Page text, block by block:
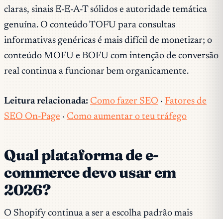
claras, sinais E-E-A-T sólidos e autoridade temática
genuína. O conteúdo TOFU para consultas
informativas genéricas é mais difícil de monetizar; o
conteúdo MOFU e BOFU com intenção de conversão
real continua a funcionar bem organicamente.
Leitura relacionada: Como fazer SEO · Fatores de
SEO On-Page · Como aumentar o teu tráfego
Qual plataforma de e-
commerce devo usar em
2026?
O Shopify continua a ser a escolha padrão mais